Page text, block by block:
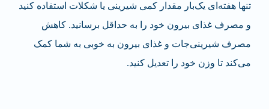
تنها هفته‌ای یک‌بار مقدار کمی شیرینی یا شکلات استفاده کنید
و مصرف غذای بیرون خود را به حداقل برسانید. کاهش
مصرف شیرینی‌جات و غذای بیرون به خوبی به شما کمک
می‌کند تا وزن خود را تعدیل کنید.